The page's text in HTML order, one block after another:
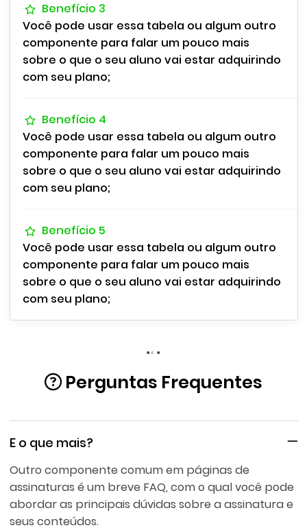
Benefício 3
Você pode usar essa tabela ou algum outro
componente para falar um pouco mais
sobre o que o seu aluno vai estar adquirindo
com seu plano;
Benefício 4
Você pode usar essa tabela ou algum outro
componente para falar um pouco mais
sobre o que o seu aluno vai estar adquirindo
com seu plano;
Benefício 5
Você pode usar essa tabela ou algum outro
componente para falar um pouco mais
sobre o que o seu aluno vai estar adquirindo
com seu plano;
Perguntas Frequentes
E o que mais?
Outro componente comum em páginas de
assinaturas é um breve FAQ, com o qual você pode
abordar as principais dúvidas sobre a assinatura e
seus conteúdos.